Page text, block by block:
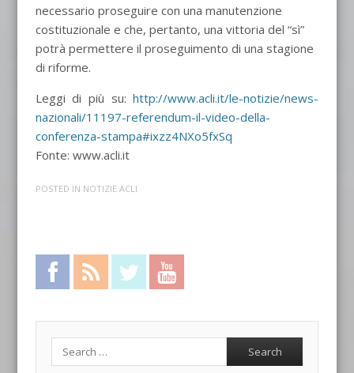
necessario proseguire con una manutenzione
costituzionale e che, pertanto, una vittoria del “sì”
potrà permettere il proseguimento di una stagione
di riforme.
Leggi di più su:http://www.acli.it/le-notizie/news-
nazionali/11197-referendum-il-video-della-
conferenza-stampa#ixzz4NXo5fxSq
Fonte: www.acli.it
POSTED IN NOTIZIE ACLI
Facebook RSS Feed Twitter